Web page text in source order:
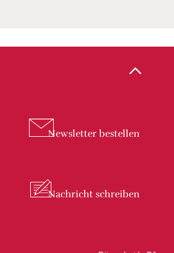
Newsletter bestellen
Nachricht schreiben